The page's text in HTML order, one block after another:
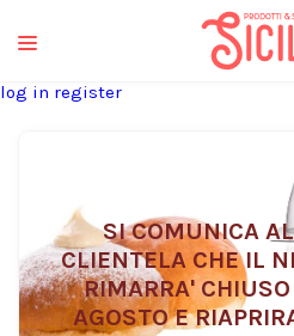
liquori tipici
log in register
SI COMUNICA
CLIENTELA CHE IL
RIMARRA'
AGOSTO E